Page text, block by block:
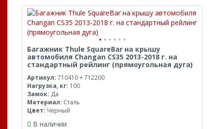
Багажник Thule SquareBar на крышу
автомобиля Changan CS35 2013-2018 г. на
стандартный рейлинг (прямоугольная дуга)
Артикул: 710410 + 712200
Нагрузка, кг: 100
Замок: Да
Материал: Сталь
Цвет: Черный
В наличии